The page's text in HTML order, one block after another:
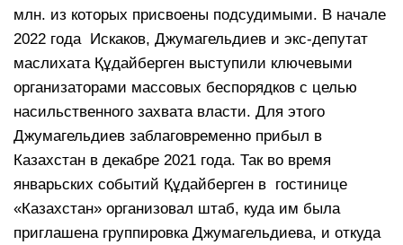
млн. из которых присвоены подсудимыми. В начале
2022 года Искаков, Джумагельдиев и экс-депутат
маслихата Құдайберген выступили ключевыми
организаторами массовых беспорядков с целью
насильственного захвата власти. Для этого
Джумагельдиев заблаговременно прибыл в
Казахстан в декабре 2021 года. Так во время
январьских событий Құдайберген в гостинице
«Казахстан» организовал штаб, куда им была
приглашена группировка Джумагельдиева, и откуда